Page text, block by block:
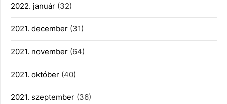
2022. január (32)
2021. december (31)
2021. november (64)
2021. október (40)
2021. szeptember (36)